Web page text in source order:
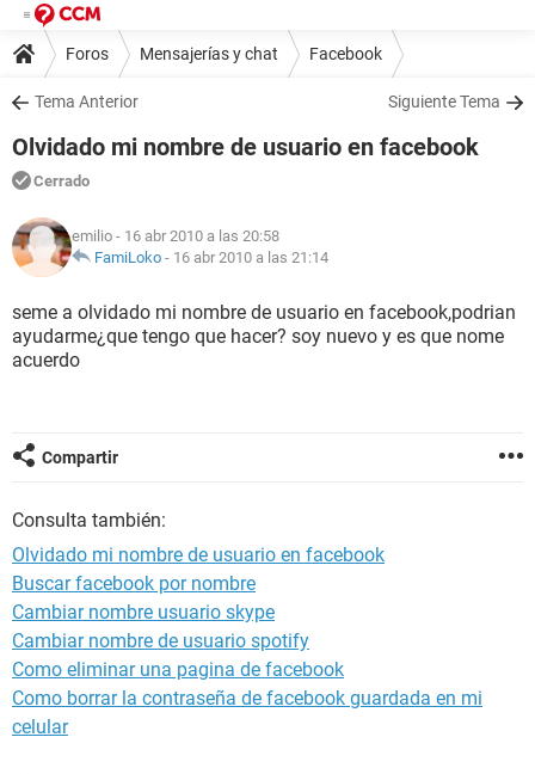
Foros Mensajerías y chat Facebook
Tema Anterior Siguiente Tema
Olvidado mi nombre de usuario en facebook
Cerrado
emilio - 16 abr 2010 a las 20:58
FamiLoko - 16 abr 2010 a las 21:14
seme a olvidado mi nombre de usuario en facebook,podrian
ayudarme¿que tengo que hacer? soy nuevo y es que nome
acuerdo
Compartir
Consulta también:
Olvidado mi nombre de usuario en facebook
Buscar facebook por nombre
Cambiar nombre usuario skype
Cambiar nombre de usuario spotify
Como eliminar una pagina de facebook
Como borrar la contraseña de facebook guardada en mi
celular